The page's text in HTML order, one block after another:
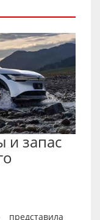
и запас